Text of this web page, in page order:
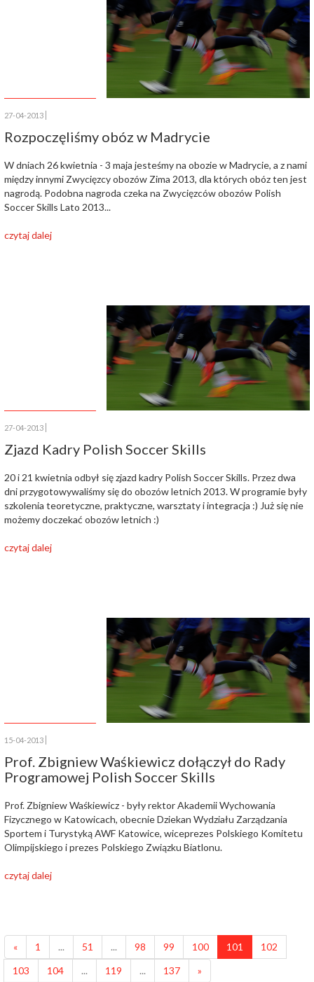
27-04-2013
Rozpoczęliśmy obóz w Madrycie
W dniach 26 kwietnia - 3 maja jesteśmy na obozie w Madrycie, a z nami
między innymi Zwycięzcy obozów Zima 2013, dla których obóz ten jest
nagrodą. Podobna nagroda czeka na Zwycięzców obozów Polish
Soccer Skills Lato 2013...
czytaj dalej
27-04-2013
Zjazd Kadry Polish Soccer Skills
20 i 21 kwietnia odbył się zjazd kadry Polish Soccer Skills. Przez dwa
dni przygotowywaliśmy się do obozów letnich 2013. W programie były
szkolenia teoretyczne, praktyczne, warsztaty i integracja :) Już się nie
możemy doczekać obozów letnich :)
czytaj dalej
15-04-2013
Prof. Zbigniew Waśkiewicz dołączył do Rady
Programowej Polish Soccer Skills
Prof. Zbigniew Waśkiewicz - były rektor Akademii Wychowania
Fizycznego w Katowicach, obecnie Dziekan Wydziału Zarządzania
Sportem i Turystyką AWF Katowice, wiceprezes Polskiego Komitetu
Olimpijskiego i prezes Polskiego Związku Biatlonu.
czytaj dalej
« 1 ... 51 ... 98 99 100 101
102
103
104 ... 119 ... 137 »